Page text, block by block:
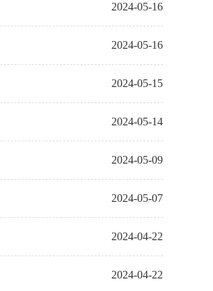
2024-05-16
2024-05-16
2024-05-15
2024-05-14
2024-05-09
2024-05-07
2024-04-22
2024-04-22